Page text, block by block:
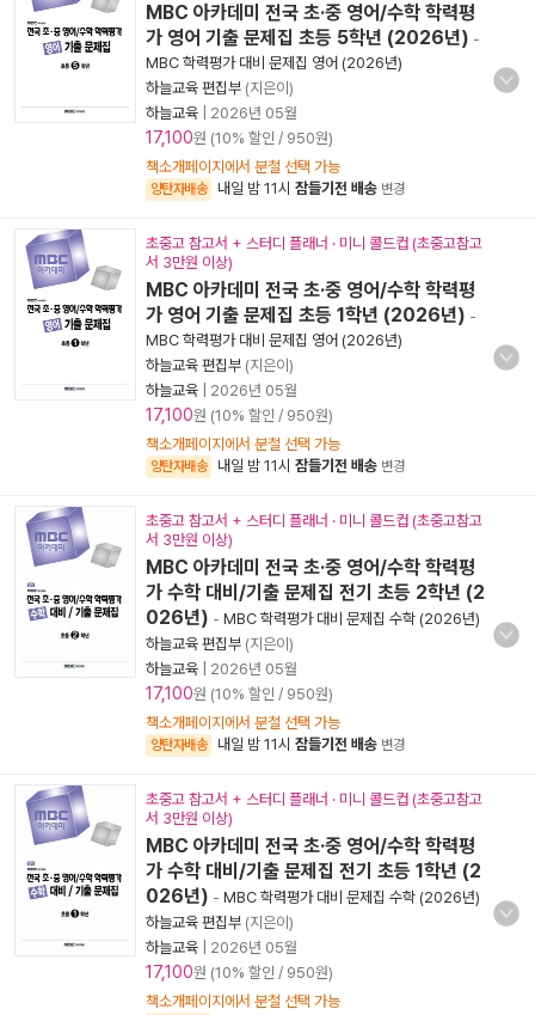
MBC 아카데미 전국 초·중 영어/수학 학력평
가 영어 기출 문제집 초등 5학년 (2026년) -
MBC 학력평가 대비 문제집 영어 (2026년)
하늘교육 편집부 (지은이)
하늘교육
2026년 05월
17,100원 (10% 할인 / 950원)
책소개페이지에서 분철 선택 가능
양탄자배송 내일 밤 11시 잠들기전 배송 변경
초중고 참고서 + 스터디 플래너 · 미니 콜드컵 (초중고참고
서 3만원 이상)
MBC 아카데미 전국 초·중 영어/수학 학력평
가 영어 기출 문제집 초등 1학년 (2026년) -
MBC 학력평가 대비 문제집 영어 (2026년)
하늘교육 편집부 (지은이)
하늘교육
2026년 05월
17,100원 (10% 할인 / 950원)
책소개페이지에서 분철 선택 가능
양탄자배송 내일 밤 11시 잠들기전 배송 변경
초중고 참고서 + 스터디 플래너 · 미니 콜드컵 (초중고참고
서 3만원 이상)
MBC 아카데미 전국 초·중 영어/수학 학력평
가 수학 대비/기출 문제집 전기 초등 2학년 (2
026년) - MBC 학력평가 대비 문제집 수학 (2026년)
하늘교육 편집부 (지은이)
하늘교육
2026년 05월
17,100원 (10% 할인 / 950원)
책소개페이지에서 분철 선택 가능
양탄자배송 내일 밤 11시 잠들기전 배송 변경
초중고 참고서 + 스터디 플래너 · 미니 콜드컵 (초중고참고
서 3만원 이상)
MBC 아카데미 전국 초·중 영어/수학 학력평
가 수학 대비/기출 문제집 전기 초등 1학년 (2
026년) - MBC 학력평가 대비 문제집 수학 (2026년)
하늘교육 편집부 (지은이)
하늘교육
2026년 05월
17,100원 (10% 할인 / 950원)
책소개페이지에서 분철 선택 가능